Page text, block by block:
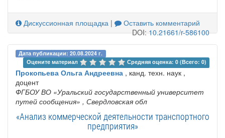
Дискуссионная площадка |
Оставить комментарий
DOI:10.21661/r-586100
Дата публикации: 20.08.2024 г.
Оцените материал
Средняя оценка: 0 (Всего: 0)
Прокопьева Ольга Андреевна , канд. техн. наук ,
доцент
ФГБОУ ВО «Уральский государственный университет
путей сообщения» , Свердловская обл
«Анализ коммерческой деятельности транспортного
предприятия»